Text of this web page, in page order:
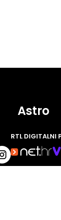
Astro
RTL DIGITALNI